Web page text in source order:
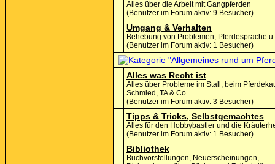
Alles über die Arbeit mit Gangpferden
(Benutzer im Forum aktiv: 9 Besucher)
Umgang & Verhalten
Behebung von Problemen, Pferdesprache
(Benutzer im Forum aktiv: 1 Besucher)
Alles was Recht ist
Alles über Probleme im Stall, beim
Schmied, TA & Co.
(Benutzer im Forum aktiv: 3 Besucher)
Tipps & Tricks, Selbstgemachtes
Alles für den Hobbybastler und die
(Benutzer im Forum aktiv: 1 Besucher)
Bibliothek
Buchvorstellungen, Neuerscheinungen,